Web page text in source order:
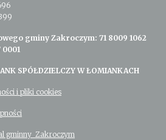
gminy Zakroczym: 71 8009 1062
0001
SPÓŁDZIELCZY W ŁOMIANKACH
i pliki cookies
gminny Zakroczym